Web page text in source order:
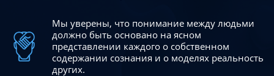
Мы уверены, что понимание между людьми
должно быть основано на ясном
представлении каждого о собственном
содержании сознания и о моделях реальность
других.